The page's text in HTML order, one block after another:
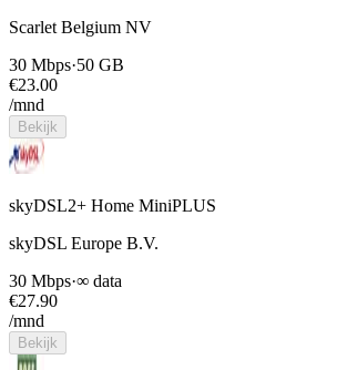
Scarlet Belgium NV
30 Mbps·50 GB
€23.00
/mnd
Bekijk
skyDSL2+ Home MiniPLUS
skyDSL Europe B.V.
30 Mbps·∞ data
€27.90
/mnd
Bekijk